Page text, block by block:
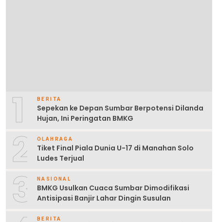
1 BERITA
Sepekan ke Depan Sumbar Berpotensi Dilanda
Hujan, Ini Peringatan BMKG
2 OLAHRAGA
Tiket Final Piala Dunia U-17 di Manahan Solo
Ludes Terjual
3 NASIONAL
BMKG Usulkan Cuaca Sumbar Dimodifikasi
Antisipasi Banjir Lahar Dingin Susulan
BERITA